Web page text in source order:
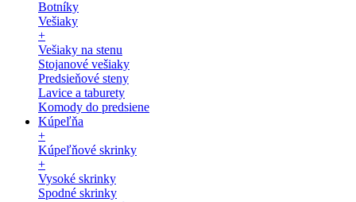
Botníky
Vešiaky
+
Vešiaky na stenu
Stojanové vešiaky
Predsieňové steny
Lavice a taburety
Komody do predsiene
Kúpeľňa
+
Kúpeľňové skrinky
+
Vysoké skrinky
Spodné skrinky